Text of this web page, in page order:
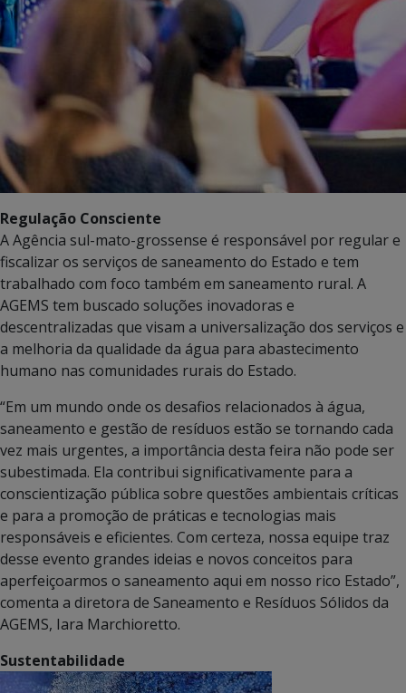
Regulação Consciente
A Agência sul-mato-grossense é responsável por regular e
fiscalizar os serviços de saneamento do Estado e tem
trabalhado com foco também em saneamento rural. A
AGEMS tem buscado soluções inovadoras e
descentralizadas que visam a universalização dos serviços e
a melhoria da qualidade da água para abastecimento
humano nas comunidades rurais do Estado.
“Em um mundo onde os desafios relacionados à água,
saneamento e gestão de resíduos estão se tornando cada
vez mais urgentes, a importância desta feira não pode ser
subestimada. Ela contribui significativamente para a
conscientização pública sobre questões ambientais críticas
e para a promoção de práticas e tecnologias mais
responsáveis e eficientes. Com certeza, nossa equipe traz
desse evento grandes ideias e novos conceitos para
aperfeiçoarmos o saneamento aqui em nosso rico Estado”,
comenta a diretora de Saneamento e Resíduos Sólidos da
AGEMS, Iara Marchioretto.
Sustentabilidade